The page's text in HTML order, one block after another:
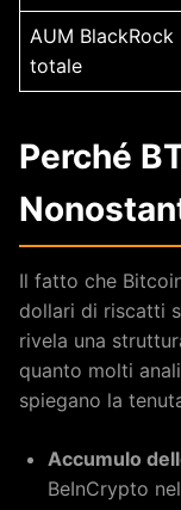
AUM BlackRock
totale
Perché
Il fatto che
dollari di riscatti
rivela una
quanto molti
spiegano la
Accumulo
BeInCrypto